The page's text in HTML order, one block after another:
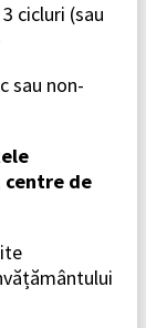
cicluri (sau
sau non-
de